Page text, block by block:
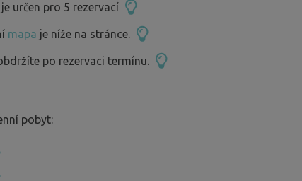
určen pro 5 rezervací
mapa je níže na stránce.
po rezervaci termínu.
pobyt: